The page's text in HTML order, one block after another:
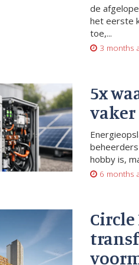
de
het eerste
toe,...
3 months
5x
hobby is,
6 months